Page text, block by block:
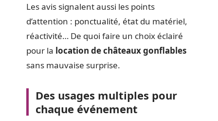
Les avis signalent aussi les points
d’attention : ponctualité, état du matériel,
réactivité… De quoi faire un choix éclairé
pour la location de châteaux gonflables
sans mauvaise surprise.
Des usages multiples pour
chaque événement